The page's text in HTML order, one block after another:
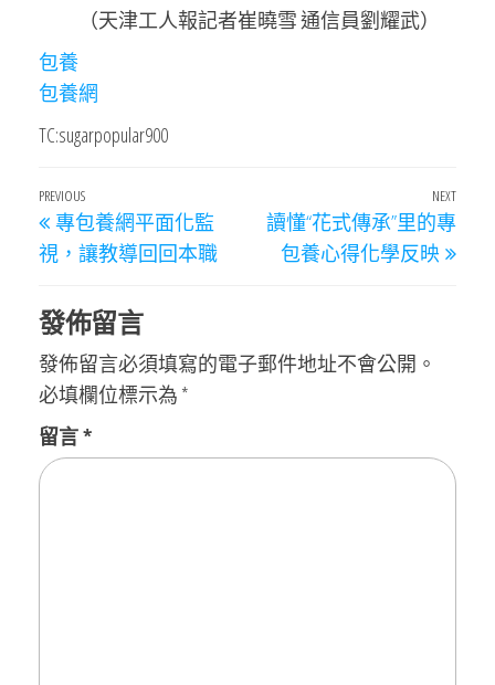
（天津工人報記者崔曉雪 通信員劉耀武）
包養
包養網
TC:sugarpopular900
文
章
導
覽
Previous
Post
PREVIOUS
專包養網平面化監
視，讓教導回回本職
Next
Post
NEXT
讀懂“花式傳承”里的專
包養心得化學反映
發佈留言
發佈留言必須填寫的電子郵件地址不會公開。
必填欄位標示為 *
留言*